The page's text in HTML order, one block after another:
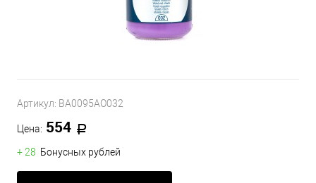
Артикул: BA0095AO032
Цена: 554
+ 28 Бонусных рублей